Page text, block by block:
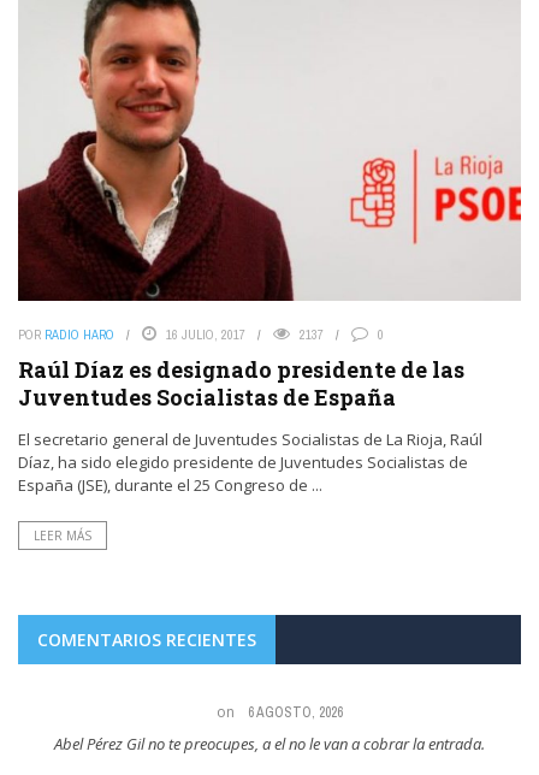
POR RADIO HARO 16 JULIO, 2017 2137 0
Raúl Díaz es designado presidente de las
Juventudes Socialistas de España
El secretario general de Juventudes Socialistas de La Rioja, Raúl
Díaz, ha sido elegido presidente de Juventudes Socialistas de
España (JSE), durante el 25 Congreso de ...
LEER MÁS
COMENTARIOS RECIENTES
on 6 AGOSTO, 2026
Abel Pérez Gil no te preocupes, a el no le van a cobrar la entrada.